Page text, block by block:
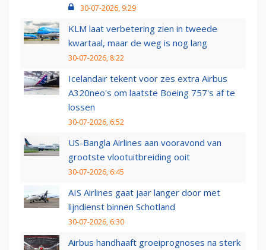
30-07-2026, 9:29
KLM laat verbetering zien in tweede
kwartaal, maar de weg is nog lang
30-07-2026, 8:22
Icelandair tekent voor zes extra Airbus
A320neo's om laatste Boeing 757's af te
lossen
30-07-2026, 6:52
US-Bangla Airlines aan vooravond van
grootste vlootuitbreiding ooit
30-07-2026, 6:45
AIS Airlines gaat jaar langer door met
lijndienst binnen Schotland
30-07-2026, 6:30
Airbus handhaaft groeiprognoses na sterk